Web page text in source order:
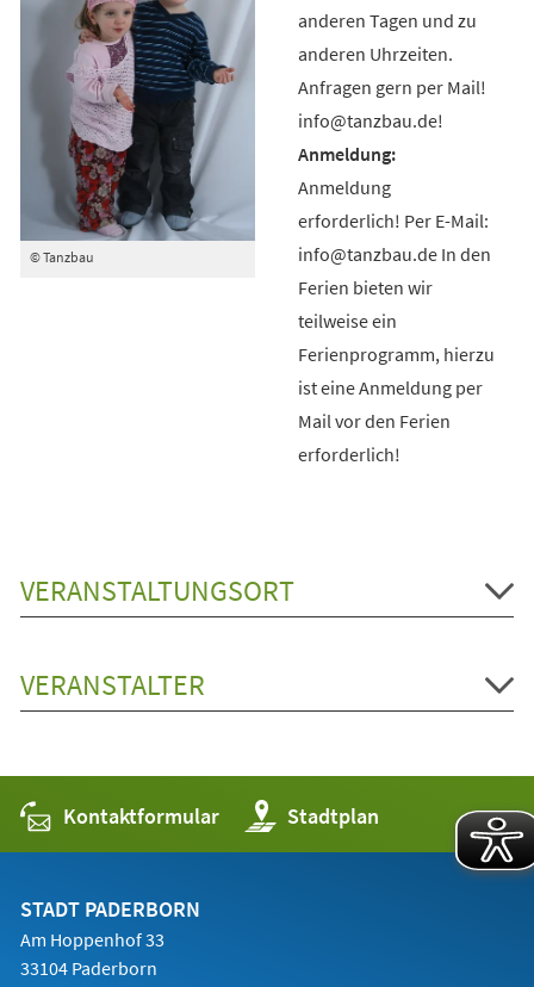
© Tanzbau
anderen Tagen und zu
anderen Uhrzeiten.
Anfragen gern per Mail!
info@tanzbau.de!
Anmeldung
erforderlich! Per E-Mail:
info@tanzbau.de In den
Ferien bieten wir
teilweise ein
Ferienprogramm, hierzu
ist eine Anmeldung per
Mail vor den Ferien
erforderlich!
VERANSTALTUNGSORT
VERANSTALTER
Kontaktformular Stadtplan
(Öffnet
in
einem
STADT PADERBORN
Am Hoppenhof 33
33104 Paderborn